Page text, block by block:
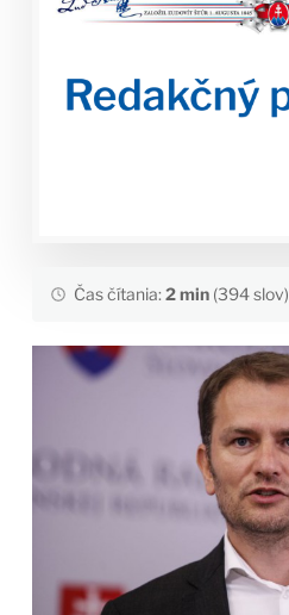
Čas čítania:2 min(394 slov)